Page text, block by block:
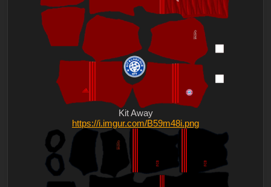
Kit Away
https://i.imgur.com/B59m48i.png